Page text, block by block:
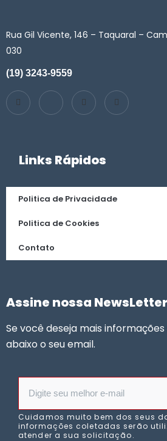
Rua Gil Vicente, 146 – Taquaral –
030
(19) 3243-9559
Links Rápidos
Politica de Privacidade
Politica de Cookies
Contato
Assine nossa NewsLetter
Se você deseja mais
abaixo o seu email.
Cuidamos muito bem dos seus
informações coletadas serão
atender a sua solicitação.